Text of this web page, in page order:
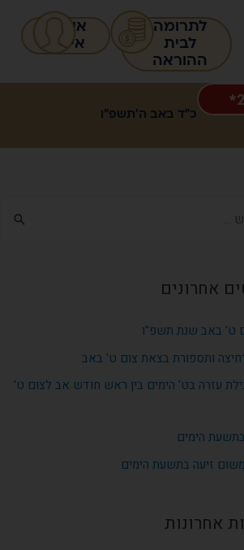
לתרומה
לבית
ההוראה
איזור
אישי
כ״ד באב ה׳תשפ״ו
אחרונים
ט' באב שנת תשפ"ו
ותספורת בצאת צום ט' באב
עזרה בט' הימים בין ראש חודש אב לצום ט'
הימים
זיעה בתשעת הימים
אחרונות